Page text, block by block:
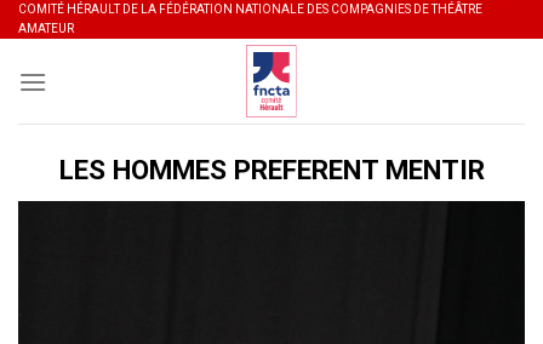
Skip
to
content
COMITÉ HÉRAULT DE LA FÉDÉRATION NATIONALE DES COMPAGNIES DE THÉÂTRE
AMATEUR
LES HOMMES PREFERENT MENTIR